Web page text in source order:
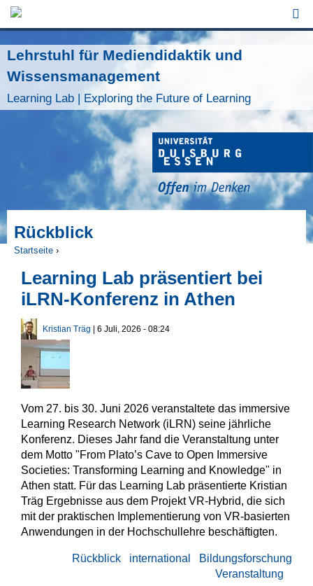
Jump to Navigation
Lehrstuhl für Mediendidaktik und
Wissensmanagement
Learning Lab | Exploring the Future of Learning
Rückblick
Sie sind hier
Startseite ›
Learning Lab präsentiert bei
iLRN-Konferenz in Athen
Kristian Träg | 6 Juli, 2026 - 08:24
Vom 27. bis 30. Juni 2026 veranstaltete das immersive
Learning Research Network (iLRN) seine jährliche
Konferenz. Dieses Jahr fand die Veranstaltung unter
dem Motto "From Plato’s Cave to Open Immersive
Societies: Transforming Learning and Knowledge" in
Athen statt. Für das Learning Lab präsentierte Kristian
Träg Ergebnisse aus dem Projekt VR-Hybrid, die sich
mit der praktischen Implementierung von VR-basierten
Anwendungen in der Hochschullehre beschäftigten.
Bildungsforschung
international
Rückblick
Veranstaltung